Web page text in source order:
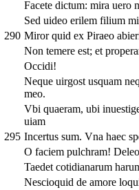
Facete dictum: mira uero
Sed uideo erilem filium
290 Miror quid ex Piraeo
Non temere est; et
Occidi!
Neque uirgost usquam
meo.
Vbi quaeram, ubi
uiam
295 Incertus sum. Vna haec
O faciem pulchram!
Taedet cotidianarum
Nescioquid de amore